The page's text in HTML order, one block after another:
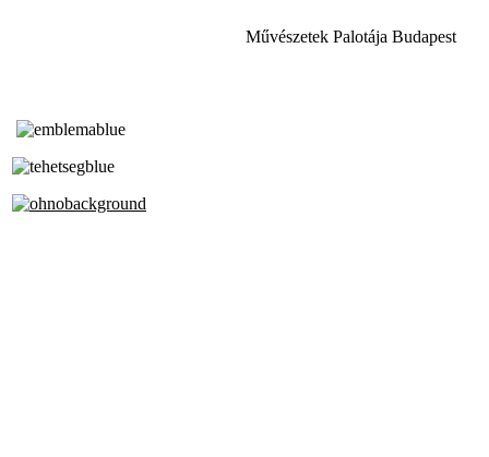
Művészetek Palotája Budapest